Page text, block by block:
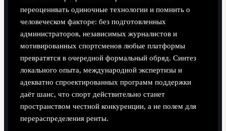
переоценивать одиночные технологии и помнить о
человеческом факторе: без подготовленных
администраторов, независимых журналистов и
мотивированных спортсменов любые платформы
превратятся в очередной формальный обряд. Синтез
локального опыта, международной экспертизы и
адекватно спроектированных программ поддержки
даёт шанс, что спорт действительно станет
пространством честной конкуренции, а не полем для
перераспределения ренты.